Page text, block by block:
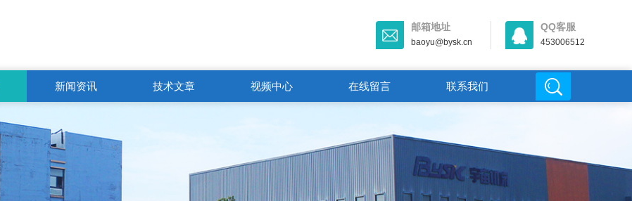
邮箱地址
baoyu@bysk.cn
QQ客服
453006512
新闻资讯 技术文章 视频中心 在线留言 联系我们